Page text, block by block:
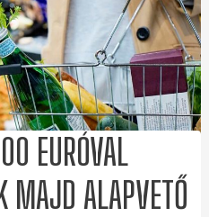
EURÓVAL
MAJD ALAPVETŐ